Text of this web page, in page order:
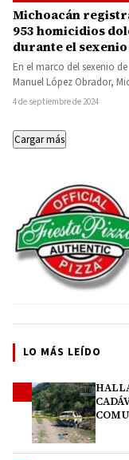
Michoacán
953 homicidios
durante el sexenio
López Obrador: La
violencia no cede
Estado
En el marco del sexenio
Manuel López Obrador,
ha consolidado como
4 de septiembre de 2024
Cargar más
LO MÁS LEÍDO